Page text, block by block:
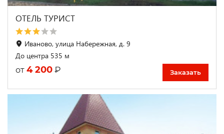
ОТЕЛЬ ТУРИСТ
Иваново, улица Набережная, д. 9
До центра 535 м
от 4 200 ₽ Заказать